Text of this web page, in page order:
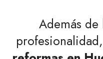
Además